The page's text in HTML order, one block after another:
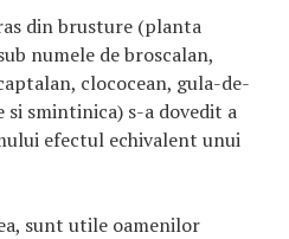
din brusture (planta
numele de broscalan,
clococean, gula-de-
smintinica) s-a dovedit a
efectul echivalent unui
sunt utile oamenilor